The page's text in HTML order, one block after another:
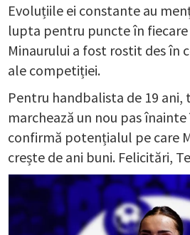
Evoluțiile ei constante au
lupta pentru puncte în
Minaurului a fost rostit des în
ale competiției.
Pentru handbalista de 19 ani,
marchează un nou pas înainte
confirmă potențialul pe care
crește de ani buni. Felicitări,